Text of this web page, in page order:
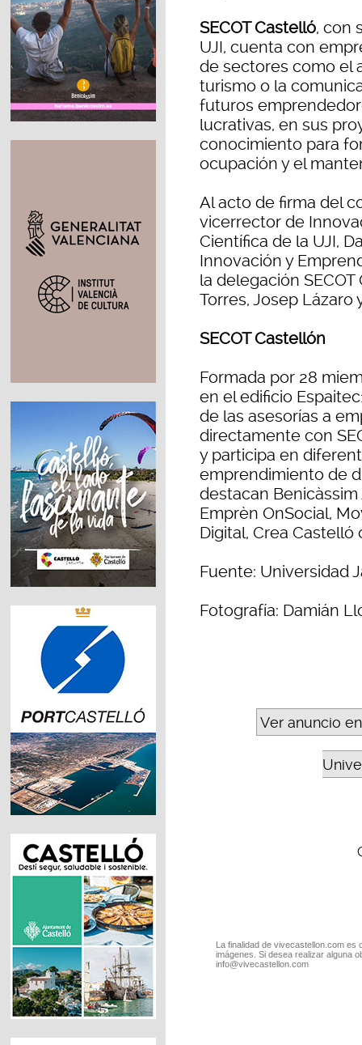
SECOT Castelló, con
UJI, cuenta con
de sectores como el
turismo o la
futuros
lucrativas, en sus
conocimiento para
ocupación y el
Al acto de firma del
vicerrector de
Científica de la UJI,
Innovación y
la delegación
Torres, Josep Lázaro
SECOT Castellón
Formada por 28
en el edificio
de las asesorías a
directamente con
y participa en
emprendimiento de
destacan
Emprèn OnSocial,
Digital, Crea Castelló
Fuente: Universidad
Fotografía: Damián
Ver anuncio
La finalidad de vivecastellon.com
imágenes. Si desea realizar alguna
info@vivecastellon.com